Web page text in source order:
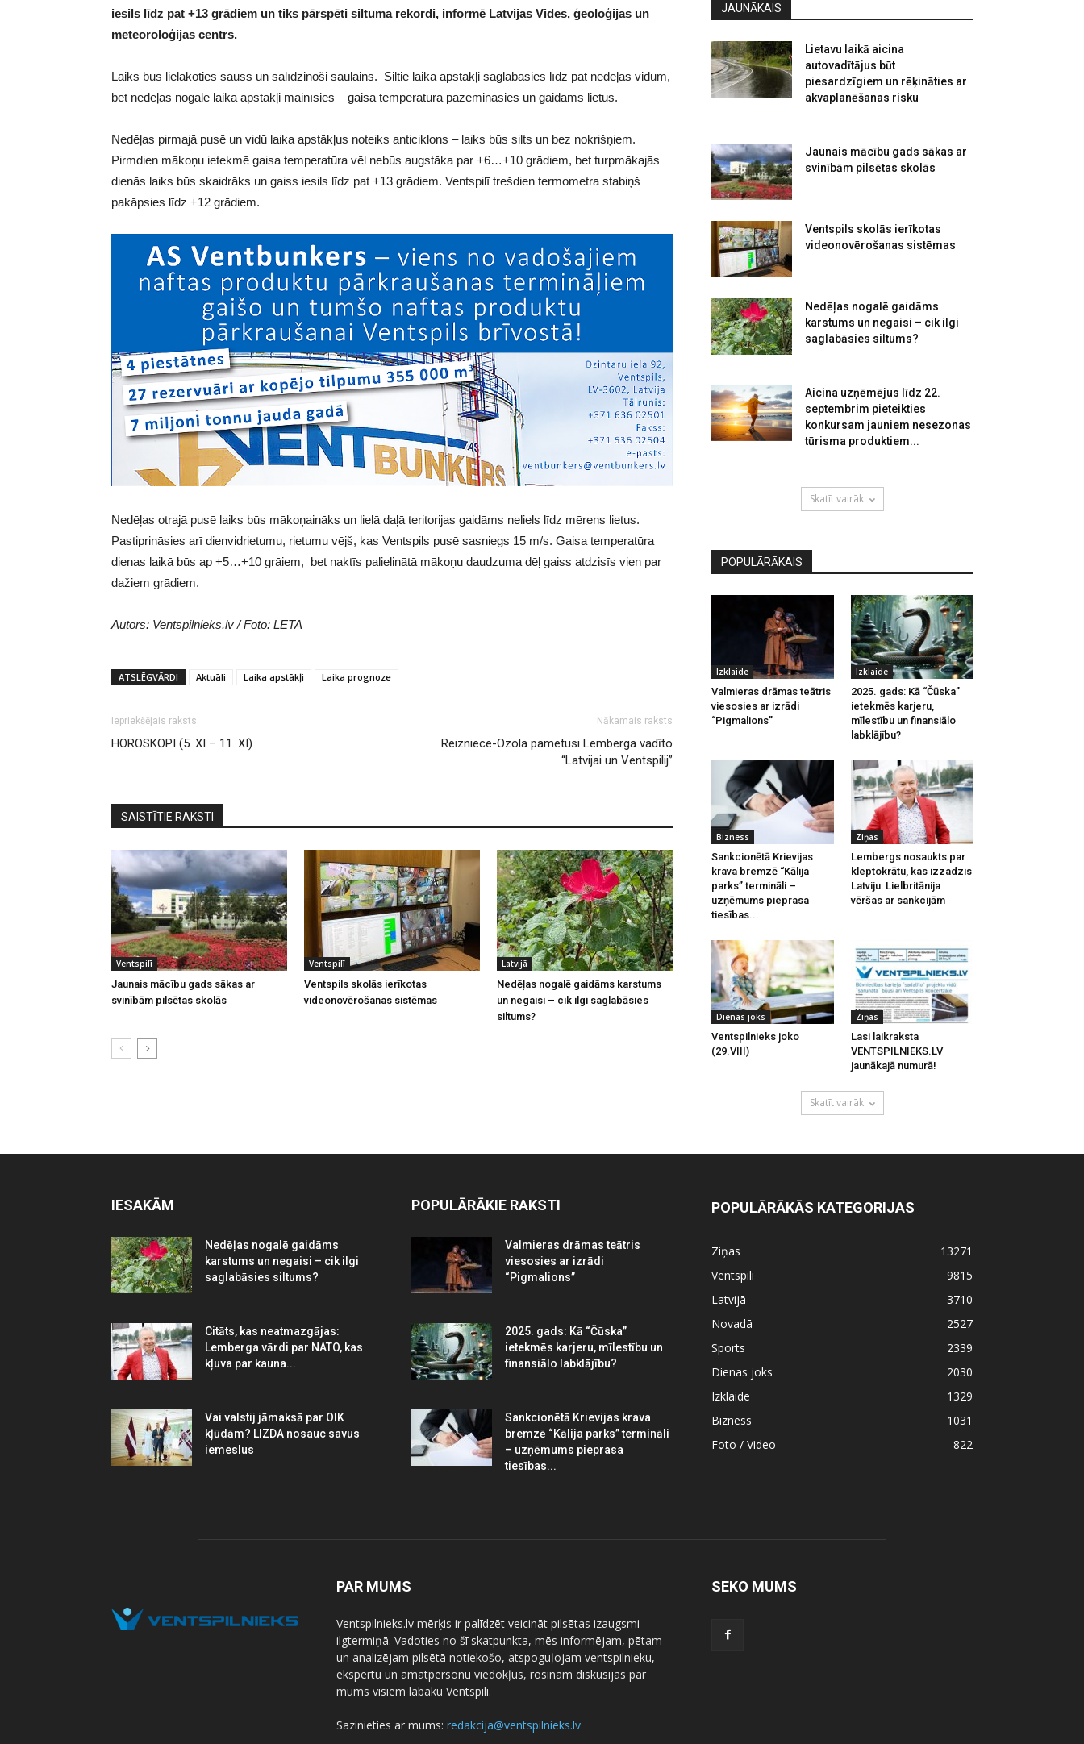
iesils līdz pat +13 grādiem un tiks pārspēti siltuma rekordi, informē Latvijas Vides, ģeoloģijas un
meteoroloģijas centrs.
Laiks būs lielākoties sauss un salīdzinoši saulains. Siltie laika apstākļi saglabāsies līdz pat nedēļas vidum,
bet nedēļas nogalē laika apstākļi mainīsies – gaisa temperatūra pazemināsies un gaidāms lietus.
Nedēļas pirmajā pusē un vidū laika apstākļus noteiks anticiklons – laiks būs silts un bez nokrišņiem.
Pirmdien mākoņu ietekmē gaisa temperatūra vēl nebūs augstāka par +6…+10 grādiem, bet turpmākajās
dienās laiks būs skaidrāks un gaiss iesils līdz pat +13 grādiem. Ventspilī trešdien termometra stabiņš
pakāpsies līdz +12 grādiem.
Nedēļas otrajā pusē laiks būs mākoņaināks un lielā daļā teritorijas gaidāms neliels līdz mērens lietus.
Pastiprināsies arī dienvidrietumu, rietumu vējš, kas Ventspils pusē sasniegs 15 m/s. Gaisa temperatūra
dienas laikā būs ap +5…+10 grāiem, bet naktīs palielinātā mākoņu daudzuma dēļ gaiss atdzisīs vien par
dažiem grādiem.
Autors: Ventspilnieks.lv / Foto: LETA
ATSLĒGVĀRDI Aktuāli Laika apstākļi Laika prognoze
Iepriekšējais raksts
HOROSKOPI (5. XI – 11. XI)
Nākamais raksts
Reizniece-Ozola pametusi Lemberga vadīto
“Latvijai un Ventspilij”
SAISTĪTIE RAKSTI
Ventspilī
Jaunais mācību gads sākas ar
svinībām pilsētas skolās
Ventspilī
Ventspils skolās ierīkotas
videonovērošanas sistēmas
Latvijā
Nedēļas nogalē gaidāms karstums
un negaisi – cik ilgi saglabāsies
siltums?
JAUNĀKAIS
Lietavu laikā aicina
autovadītājus būt
piesardzīgiem un rēķināties ar
akvaplanēšanas risku
Jaunais mācību gads sākas ar
svinībām pilsētas skolās
Ventspils skolās ierīkotas
videonovērošanas sistēmas
Nedēļas nogalē gaidāms
karstums un negaisi – cik ilgi
saglabāsies siltums?
Aicina uzņēmējus līdz 22.
septembrim pieteikties
konkursam jauniem nesezonas
tūrisma produktiem...
Skatīt vairāk
POPULĀRĀKAIS
Izklaide
Valmieras drāmas teātris
viesosies ar izrādi
“Pigmalions”
Izklaide
2025. gads: Kā “Čūska”
ietekmēs karjeru,
mīlestību un finansiālo
labklājību?
Bizness
Sankcionētā Krievijas
krava bremzē “Kālija
parks” termināli –
uzņēmums pieprasa
tiesības...
Ziņas
Lembergs nosaukts par
kleptokrātu, kas izzadzis
Latviju: Lielbritānija
vēršas ar sankcijām
Dienas joks
Ventspilnieks joko
(29.VIII)
Ziņas
Lasi laikraksta
VENTSPILNIEKS.LV
jaunākajā numurā!
Skatīt vairāk
IESAKĀM
Nedēļas nogalē gaidāms
karstums un negaisi – cik ilgi
saglabāsies siltums?
Citāts, kas neatmazgājas:
Lemberga vārdi par NATO, kas
kļuva par kauna...
Vai valstij jāmaksā par OIK
kļūdām? LIZDA nosauc savus
iemeslus
POPULĀRĀKIE RAKSTI
Valmieras drāmas teātris
viesosies ar izrādi
“Pigmalions”
2025. gads: Kā “Čūska”
ietekmēs karjeru, mīlestību un
finansiālo labklājību?
Sankcionētā Krievijas krava
bremzē “Kālija parks” termināli
– uzņēmums pieprasa
tiesības...
POPULĀRĀKĀS KATEGORIJAS
Ziņas
13271
Ventspilī
9815
Latvijā
3710
Novadā
2527
Sports
2339
Dienas joks
2030
Izklaide
1329
Bizness
1031
Foto / Video
822
PAR MUMS
Ventspilnieks.lv mērķis ir palīdzēt veicināt pilsētas izaugsmi
ilgtermiņā. Vadoties no šī skatpunkta, mēs informējam, pētam
un analizējam pilsētā notiekošo, atspoguļojam ventspilnieku,
ekspertu un amatpersonu viedokļus, rosinām diskusijas par
mums visiem labāku Ventspili.
Sazinieties ar mums: redakcija@ventspilnieks.lv
SEKO MUMS